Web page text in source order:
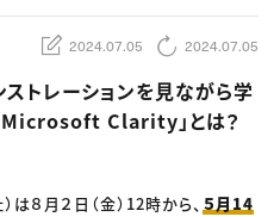
2024.07.05 2024.07.05
ストレーションを見ながら学
Microsoft Clarity」とは？
８月２日（金）12時から、 ５月14